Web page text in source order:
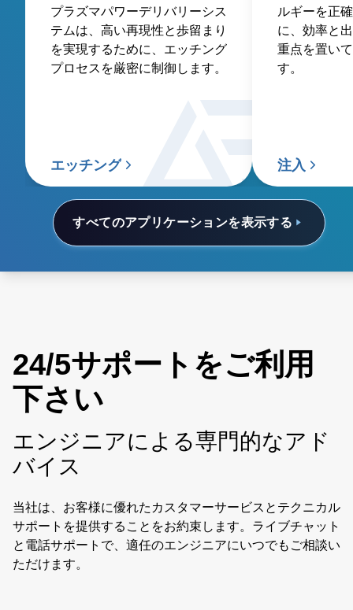
すべてのアプリケーションを表示する
プラズマパワーデリバリーシス
テムは、高い再現性と歩留まり
を実現するために、エッチング
プロセスを厳密に制御します。
エッチング
ルギーを正
に、効率と
重点を置い
す。
注入
24/5サポートをご利用
下さい
エンジニアによる専門的なアド
バイス
当社は、お客様に優れたカスタマーサービスとテクニカル
サポートを提供することをお約束します。ライブチャット
と電話サポートで、適任のエンジニアにいつでもご相談い
ただけます。